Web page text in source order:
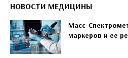
НОВОСТИ МЕДИЦИНЫ
Масс-
маркеров и ее